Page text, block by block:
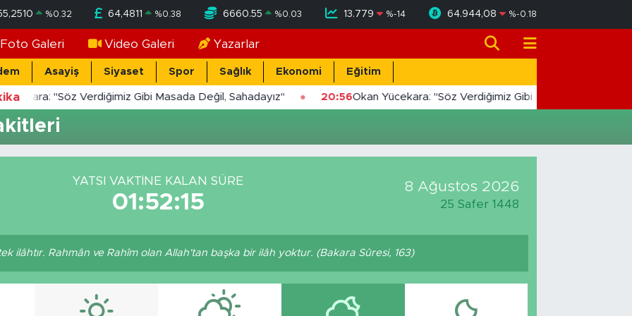
%0.32 64,4811 %0.38 6660.55 %0.03 13.779 %-14 64.944,08 %-0.18
Foto Galeri Video Galeri Yazarlar
Asayiş Siyaset Spor Sağlık Ekonomi Eğitim
"Söz Verdiğimiz Gibi Masada Değil, Sahadayız" 20:56Okan Yücekara: "Söz Verdiğimiz Gibi Masada Değil,
YATSI VAKTINE KALAN SÜRE
01:52:15
8 Ağustos 2026
25 Safer 1448
tek ilâhtır. Rahmân ve Rahîm olan Allah'tan başka bir ilâh yoktur. (Bakara Sûresi, 163)